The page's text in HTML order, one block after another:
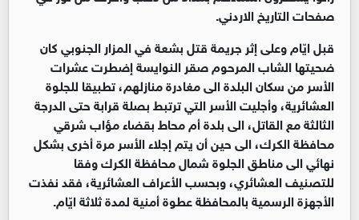
صفحات التاريخ الاردني.
قبل ايّام وعلى إثر جريمة قتل بشعة في المزار الجنوبي كان
ضحيتها الشاب المرحوم صقر النوايسة إضطرت عشرات
الأسر من سكان البلدة الى مغادرة منازلهم، تطبيقا للجلوة
العشائرية، وأجليت الأسر التي ترتبط بصلة قرابة حتى الدرجة
الثالثة مع القاتل، الى بلدة أم محاط بقضاء مؤاب شرقي
محافظة الكرك، الى حين أن يتم إجلاء الأسر مرة أخرى بشكل
نهائي الى مناطق الجلوة شمال محافظة الكرك وفقا
للتصنيف العشائري، وبحسب الأعراف العشائرية، فقد نفذت
الأجهزة الرسمية بالمحافظة عطوة أمنية لمدة ثلاثة ايّام.